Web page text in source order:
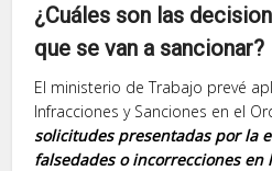
¿Cuáles son las
que se van a sancionar?
El ministerio de Trabajo prevé
Infracciones y Sanciones en el
solicitudes presentadas por la
falsedades o incorrecciones en